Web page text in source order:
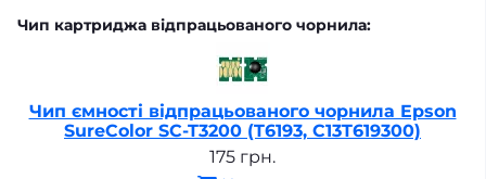
Чип картриджа відпрацьованого чорнила:
Чип ємності відпрацьованого чорнила Epson
SureColor SC-T3200 (T6193, C13T619300)
175 грн.